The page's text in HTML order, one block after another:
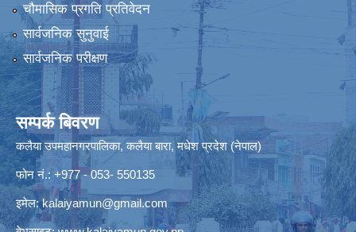
चौमासिक प्रगति प्रतिवेदन
सार्वजनिक सुनुवाई
सार्वजनिक परीक्षण
सम्पर्क बिवरण
कलैया उपमहानगरपालिका, कलैया बारा, मधेश प्रदेश (नेपाल)
फोन नं.: +977 - 053- 550135
इमेल:kalaiyamun@gmail.com